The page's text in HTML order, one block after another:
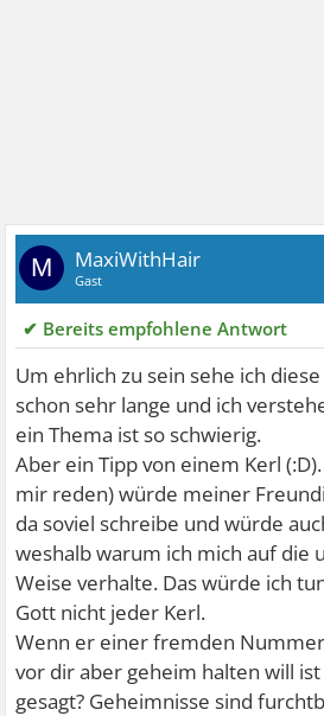
M MaxiWithHair
Gast
✔ Bereits empfohlene Antwort
Um ehrlich zu sein sehe ich
schon sehr lange und ich
ein Thema ist so schwierig.
Aber ein Tipp von einem Kerl
mir reden) würde meiner
da soviel schreibe und würde
weshalb warum ich mich auf die
Weise verhalte. Das würde ich
Gott nicht jeder Kerl.
Wenn er einer fremden
vor dir aber geheim halten will
gesagt? Geheimnisse sind